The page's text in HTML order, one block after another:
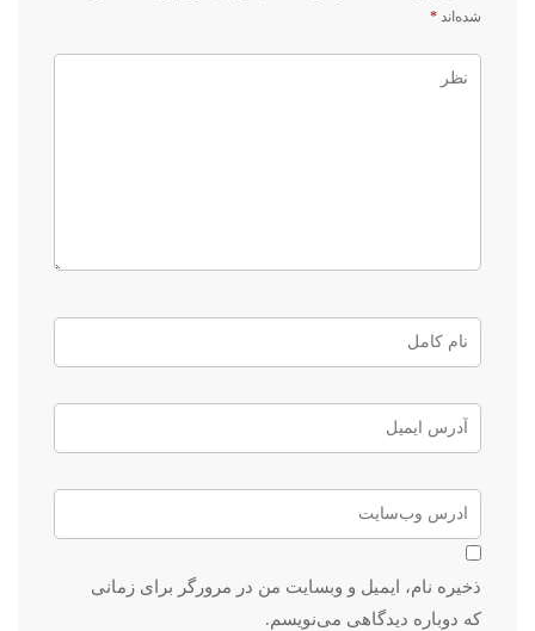
شده‌اند *
ذخیره نام، ایمیل و وبسایت من در مرورگر برای زمانی
که دوباره دیدگاهی می‌نویسم.